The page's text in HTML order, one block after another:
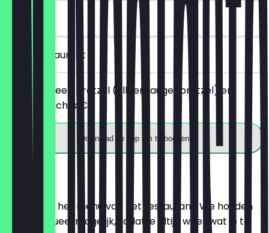
30 dagen
in het restaurant
Je bestelt een pretzel (alleen laugenpretzel) en
betaalt slechts €1.
Download de app om te boeken
Hier vind je het menu van het restaurant. We houden
het zo actueel mogelijk, zodat je altijd weet wat je te